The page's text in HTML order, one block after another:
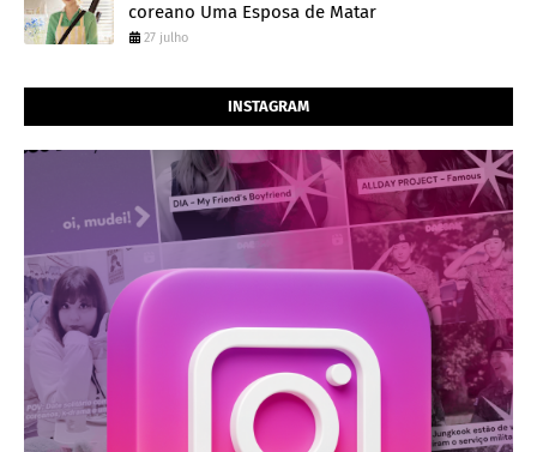
coreano Uma Esposa de Matar
27 julho
INSTAGRAM